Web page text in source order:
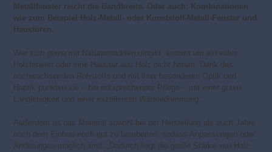
Metallfenster reicht die Bandbreite. Oder auch: Kombi­nationen
wie zum Beispiel Holz-Metall- oder Kunststoff-Metall-Fenster und
Haustüren.
Wer sich gerne mit Naturprodukten umgibt, kommt um ein edles
Holzfenster oder eine Haustür aus Holz nicht herum. Dank des
nachwachsenden Rohstoffs und mit ihrer besonderen Optik und
Haptik punkten sie – bei entsprechender Pflege – mit einer guten
Langlebigkeit und einer exzellenten Wärmedämmung.
Außerdem ist das Material sowohl bei der Herstellung als auch Jahre
nach dem Einbau noch gut zu bearbeiten, sodass Anpassungen oder
Änderungen möglich sind. „Dadurch liegt die große Stärke von Holz